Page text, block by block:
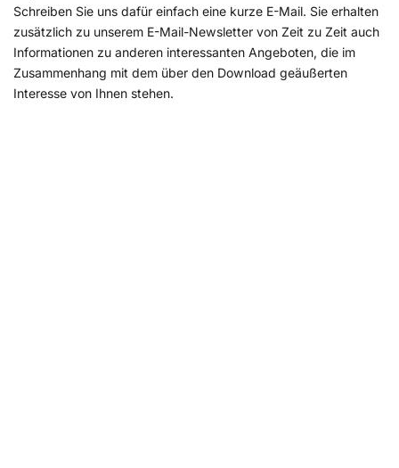
Schreiben Sie uns dafür einfach eine kurze E-Mail. Sie erhalten
zusätzlich zu unserem E-Mail-Newsletter von Zeit zu Zeit auch
Informationen zu anderen interessanten Angeboten, die im
Zusammenhang mit dem über den Download geäußerten
Interesse von Ihnen stehen.